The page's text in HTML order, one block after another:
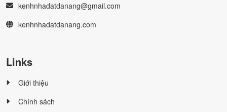
kenhnhadatdanang@gmail.com
kenhnhadatdanang.com
Links
Giới thiệu
Chính sách